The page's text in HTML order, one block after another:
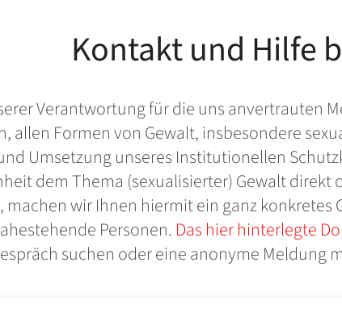
Kontakt und Hilfe
Verantwortung für die uns anvertrauten
allen Formen von Gewalt, insbesondere
Umsetzung unseres Institutionellen
dem Thema (sexualisierter) Gewalt
wir Ihnen hiermit ein ganz
Personen. Das hier hinterlegte
suchen oder eine anonyme Meldung